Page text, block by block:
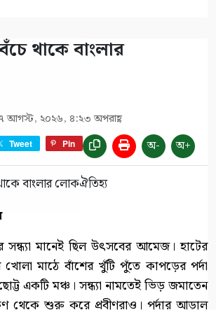
থাকে বাংলার
আগস্ট, ২০২৬, ৪:২৩ অপরাহ্ণ
Tweet Pin অ- অ+
সন্ধ্যা মানেই ছিল উৎসবের আমেজ। হাটের
খোলা মাঠে বাঁশের খুঁটি পুঁতে কাপড়ের পর্দা
একটি মঞ্চ। সন্ধ্যা নামতেই ভিড় জমাতেন
শুরু করে প্রবীণরাও। পর্দার আড়াল